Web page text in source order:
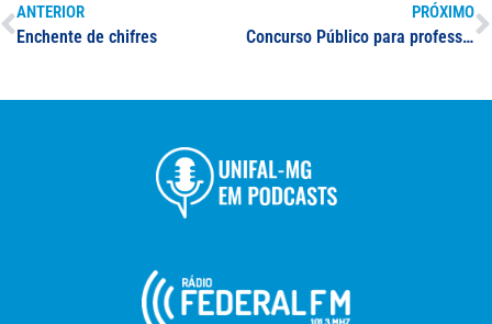
ANTERIOR
Enchente de chifres
PRÓXIMO
Concurso Público para professor(a) especialista em Endocrinologia e Metabologia